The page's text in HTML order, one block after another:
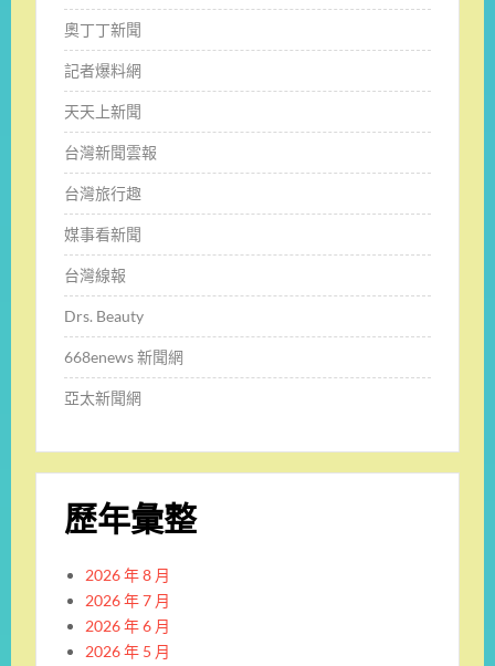
奧丁丁新聞
記者爆料網
天天上新聞
台灣新聞雲報
台灣旅行趣
媒事看新聞
台灣線報
Drs. Beauty
668enews 新聞網
亞太新聞網
歷年彙整
2026 年 8 月
2026 年 7 月
2026 年 6 月
2026 年 5 月